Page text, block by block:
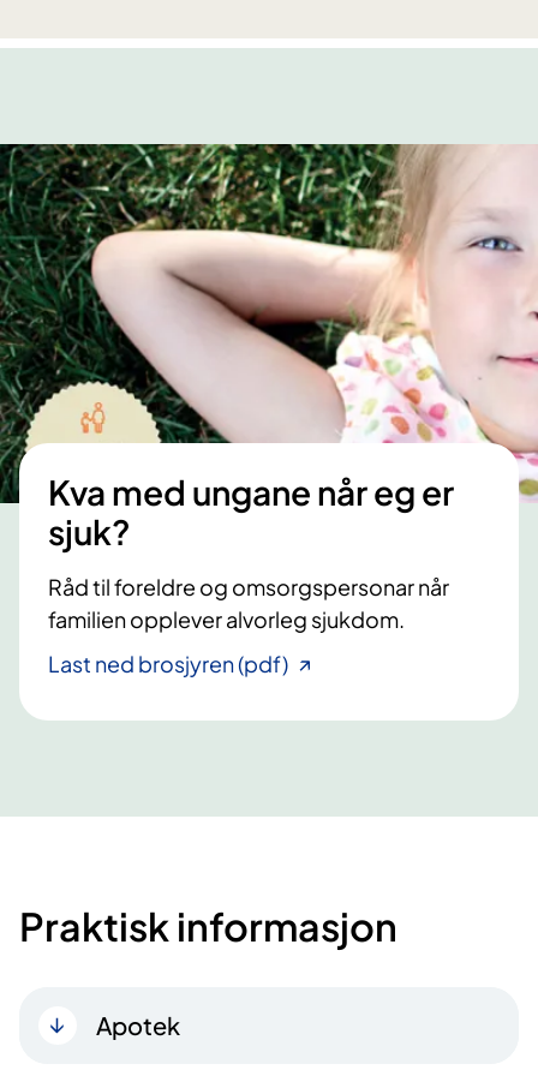
Kva med ungane når eg er
sjuk?
Råd til foreldre og omsorgspersonar når
familien opplever alvorleg sjukdom.
Last ned brosjyren (pdf)
Praktisk informasjon
Apotek